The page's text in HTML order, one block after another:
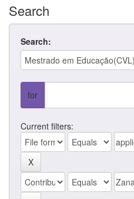
Search
Search:
for
Current filters: